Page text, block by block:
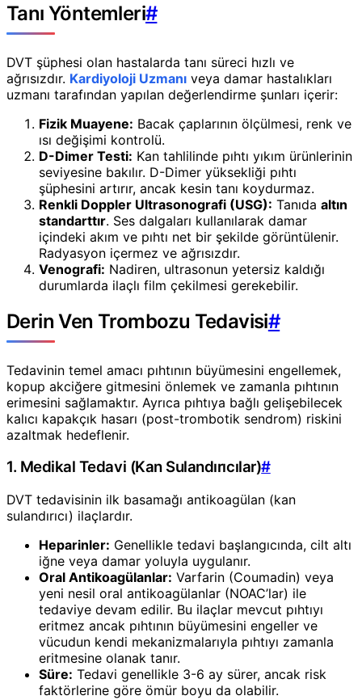
Tanı Yöntemleri#
DVT şüphesi olan hastalarda tanı süreci hızlı ve
ağrısızdır. Kardiyoloji Uzmanı veya damar hastalıkları
uzmanı tarafından yapılan değerlendirme şunları içerir:
Fizik Muayene: Bacak çaplarının ölçülmesi, renk ve
ısı değişimi kontrolü.
D-Dimer Testi: Kan tahlilinde pıhtı yıkım ürünlerinin
seviyesine bakılır. D-Dimer yüksekliği pıhtı
şüphesini artırır, ancak kesin tanı koydurmaz.
Renkli Doppler Ultrasonografi (USG): Tanıda altın
standarttır. Ses dalgaları kullanılarak damar
içindeki akım ve pıhtı net bir şekilde görüntülenir.
Radyasyon içermez ve ağrısızdır.
Venografi: Nadiren, ultrasonun yetersiz kaldığı
durumlarda ilaçlı film çekilmesi gerekebilir.
Derin Ven Trombozu Tedavisi#
Tedavinin temel amacı pıhtının büyümesini engellemek,
kopup akciğere gitmesini önlemek ve zamanla pıhtının
erimesini sağlamaktır. Ayrıca pıhtıya bağlı gelişebilecek
kalıcı kapakçık hasarı (post-trombotik sendrom) riskini
azaltmak hedeflenir.
1. Medikal Tedavi (Kan Sulandırıcılar)#
DVT tedavisinin ilk basamağı antikoagülan (kan
sulandırıcı) ilaçlardır.
Heparinler: Genellikle tedavi başlangıcında, cilt altı
iğne veya damar yoluyla uygulanır.
Oral Antikoagülanlar: Varfarin (Coumadin) veya
yeni nesil oral antikoagülanlar (NOAC’lar) ile
tedaviye devam edilir. Bu ilaçlar mevcut pıhtıyı
eritmez ancak pıhtının büyümesini engeller ve
vücudun kendi mekanizmalarıyla pıhtıyı zamanla
eritmesine olanak tanır.
Süre: Tedavi genellikle 3-6 ay sürer, ancak risk
faktörlerine göre ömür boyu da olabilir.